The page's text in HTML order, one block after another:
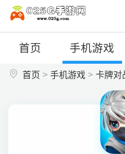
首页 手机游戏
首页 > 手机游戏> 卡牌对